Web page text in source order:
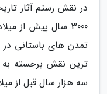
در نقش رستم آثار
3000 سال پیش از
تمدن های باستانی
ترین نقش برجسته به
سه هزار سال قبل از